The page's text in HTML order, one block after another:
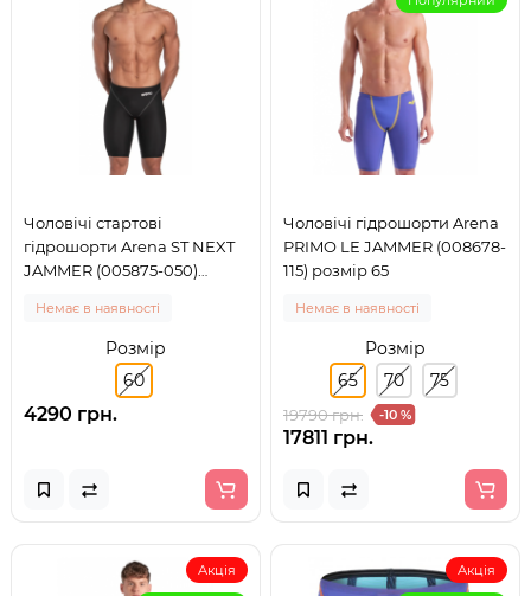
Чоловічі стартові
гідрошорти Arena ST NEXT
JAMMER (005875-050)
Немає в наявності
Розмір
60
4290 грн.
Чоловічі гідрошорти Arena
PRIMO LE JAMMER (008678-
115) розмір 65
Немає в наявності
Розмір
65
70 75
19790 грн. -10 %
17811 грн.
Акція Акція